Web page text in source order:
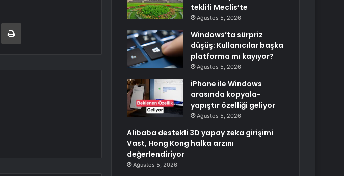
E-Posta ile paylaş Yazdır
teklifi Meclis’te
Ağustos 5, 2026
Windows’ta sürpriz
düşüş: Kullanıcılar başka
platforma mı kayıyor?
Ağustos 5, 2026
iPhone ile Windows
arasında kopyala-
yapıştır özelliği geliyor
Ağustos 5, 2026
Alibaba destekli 3D yapay zeka girişimi
Vast, Hong Kong halka arzını
değerlendiriyor
Ağustos 5, 2026